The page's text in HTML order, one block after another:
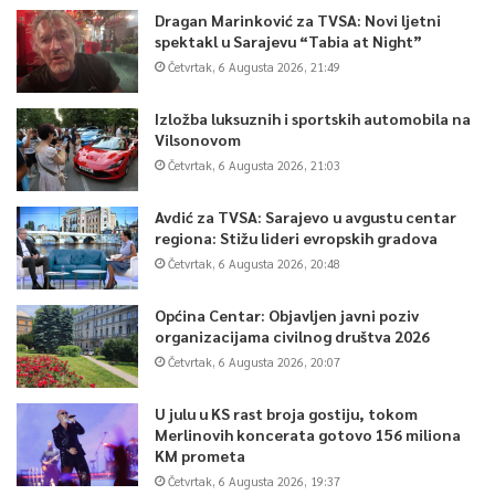
pomogli radnicima.
“Umjesto da razmišljaju o otkazima neka razmisle o
organizaciji novih poslova. Sačuvajmo ljude na okupu, jer je
čovjek vredniji od zlata. Zapamtimo, sve na ovom svijetu ima
vrijednost po čovjeku, bez njega sve je bezvrijedno. Podijelite
teret sa svojim radnicima, pa će Allah upotpuniti svoj bereket
u vašim imecima. Sada je vašem imetku potrebnija hajirli dova
radnika i siromaha nego profit”, poručio je Kavazović.
Također, obraćajući se imućnim muslimanima i muslimankama,
svim postačima koji posjeduju propisani minimum imetka
(nisaba), rekao je da izdvoje zekat i sadekatul-fitr u danima
ramazana.
“Naša dobra ulema, naši prethodnici, davno su donijelifetvu o
prijevremenom izdvajanju zekata u vremenima krize i
Dragan Marinković za TVSA: Novi ljetni
spektakl u Sarajevu “Tabia at Night”
Četvrtak, 6 Augusta 2026, 21:49
Izložba luksuznih i sportskih automobila na
Vilsonovom
Četvrtak, 6 Augusta 2026, 21:03
Avdić za TVSA: Sarajevo u avgustu centar
regiona: Stižu lideri evropskih gradova
Četvrtak, 6 Augusta 2026, 20:48
Općina Centar: Objavljen javni poziv
organizacijama civilnog društva 2026
Četvrtak, 6 Augusta 2026, 20:07
U julu u KS rast broja gostiju, tokom
Merlinovih koncerata gotovo 156 miliona
KM prometa
Četvrtak, 6 Augusta 2026, 19:37